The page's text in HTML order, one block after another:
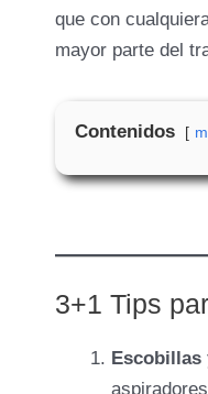
que con
mayor parte del
Contenidos
3+1 Tips
Escobillas